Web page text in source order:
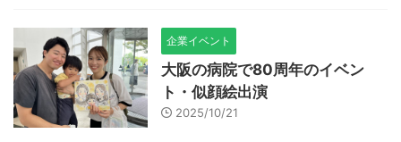
企業イベント
大阪の病院で80周年のイベン
ト・似顔絵出演
2025/10/21